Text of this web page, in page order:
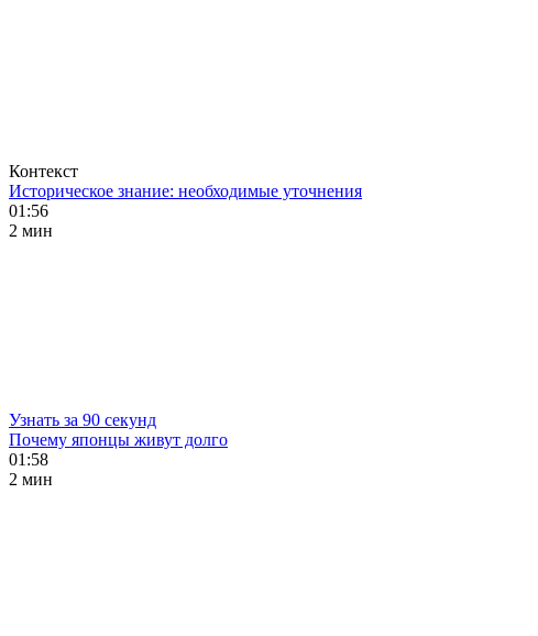
Контекст
Историческое знание: необходимые уточнения
01:56
2 мин
Узнать за 90 секунд
Почему японцы живут долго
01:58
2 мин